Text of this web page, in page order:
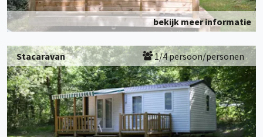
bekijk meer informatie
Stacaravan 1/4 persoon/personen